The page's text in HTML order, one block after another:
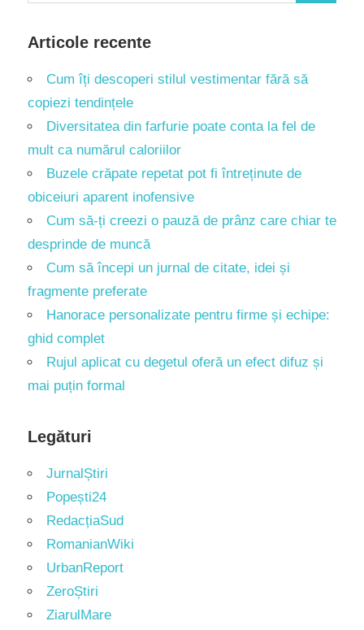
Articole recente
Cum îți descoperi stilul vestimentar fără să
copiezi tendințele
Diversitatea din farfurie poate conta la fel de
mult ca numărul caloriilor
Buzele crăpate repetat pot fi întreținute de
obiceiuri aparent inofensive
Cum să-ți creezi o pauză de prânz care chiar te
desprinde de muncă
Cum să începi un jurnal de citate, idei și
fragmente preferate
Hanorace personalizate pentru firme și echipe:
ghid complet
Rujul aplicat cu degetul oferă un efect difuz și
mai puțin formal
Legături
JurnalȘtiri
Popești24
RedacțiaSud
RomanianWiki
UrbanReport
ZeroȘtiri
ZiarulMare